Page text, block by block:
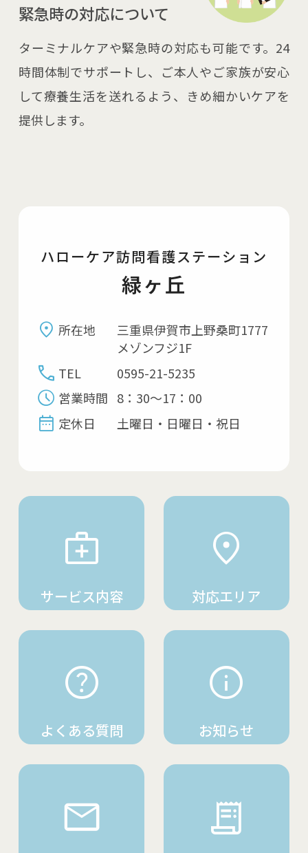
緊急時の対応について
ターミナルケアや緊急時の対応も可能です。24
時間体制でサポートし、ご本人やご家族が安心
して療養生活を送れるよう、きめ細かいケアを
提供します。
ハローケア訪問看護ステーション
緑ヶ丘
所在地
三重県伊賀市上野桑町1777
メゾンフジ1F
TEL
0595-21-5235
営業時間 8：30〜17：00
定休日
土曜日・日曜日・祝日
サービス内容 対応エリア
よくある質問 お知らせ